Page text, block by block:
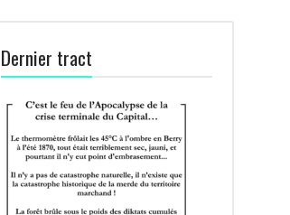
Dernier tract